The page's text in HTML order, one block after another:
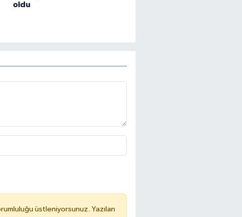
oldu
üstleniyorsunuz. Yazılan